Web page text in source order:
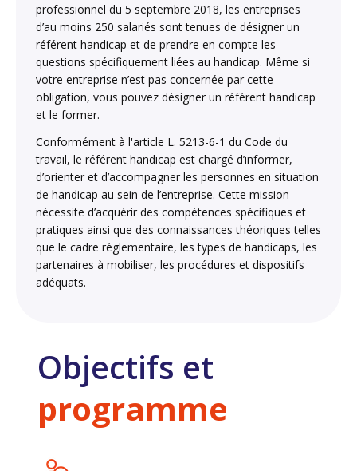
professionnel du 5 septembre 2018, les entreprises
d’au moins 250 salariés sont tenues de désigner un
référent handicap et de prendre en compte les
questions spécifiquement liées au handicap. Même si
votre entreprise n’est pas concernée par cette
obligation, vous pouvez désigner un référent handicap
et le former.
Conformément à l'article L. 5213-6-1 du Code du
travail, le référent handicap est chargé d’informer,
d’orienter et d’accompagner les personnes en situation
de handicap au sein de l’entreprise. Cette mission
nécessite d’acquérir des compétences spécifiques et
pratiques ainsi que des connaissances théoriques telles
que le cadre réglementaire, les types de handicaps, les
partenaires à mobiliser, les procédures et dispositifs
adéquats.
Objectifs et
programme